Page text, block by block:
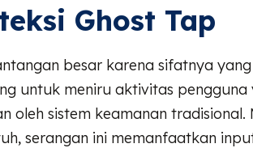
Ghost Tap
besar karena sifatnya
untuk meniru aktivitas pengguna
oleh sistem keamanan tradisional.
serangan ini memanfaatkan